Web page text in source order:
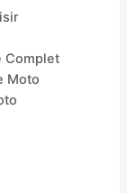
Complet
Moto